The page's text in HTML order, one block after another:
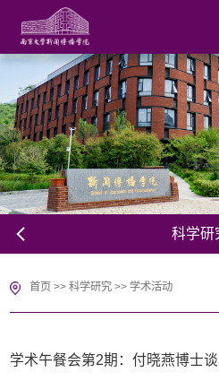
科学研
首页 >>科学研究 >>学术活动
学术午餐会第2期：付晓燕博士